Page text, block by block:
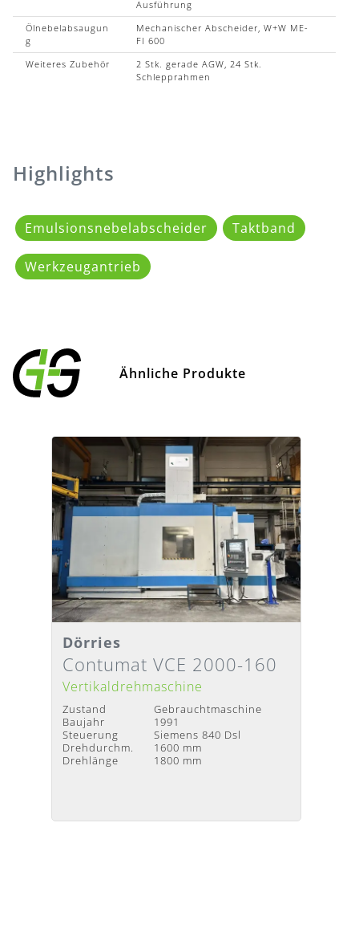
Ausführung
Ölnebelabsaugun
g
Mechanischer Abscheider, W+W ME-
FI 600
Weiteres Zubehör
2 Stk. gerade AGW, 24 Stk.
Schlepprahmen
Highlights
Emulsionsnebelabscheider Taktband
Werkzeugantrieb
Ähnliche Produkte
Detailansicht
Lieferzeit: Nach Absprache
Dörries
Contumat VCE 2000-160
Vertikaldrehmaschine
Zustand
Gebrauchtmaschine
Baujahr
1991
Steuerung
Siemens 840 Dsl
Drehdurchm.
1600 mm
Drehlänge
1800 mm